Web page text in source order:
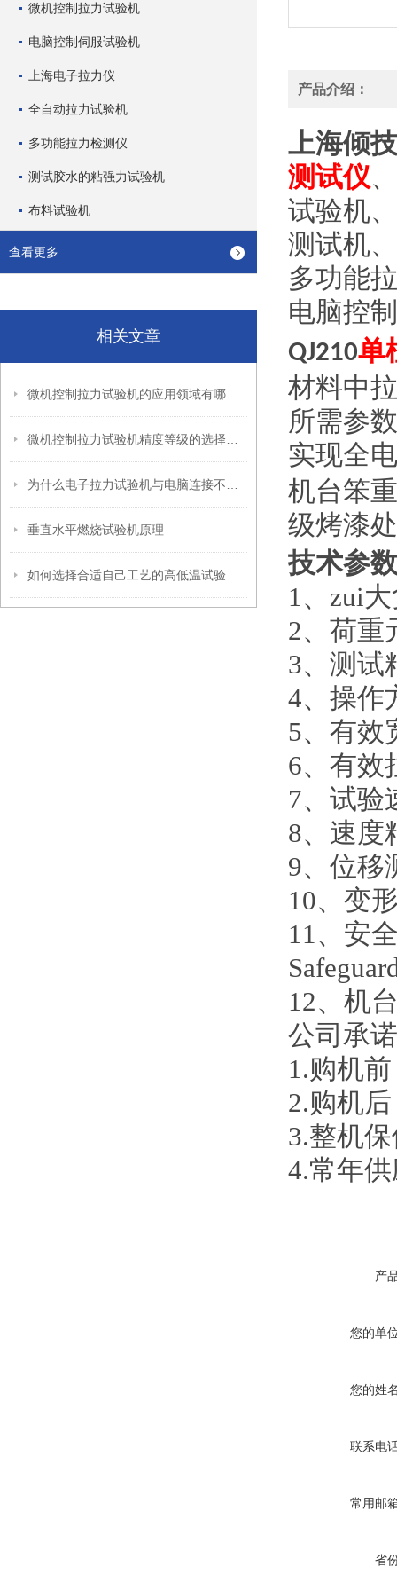
微机控制拉力试验机
电脑控制伺服试验机
上海电子拉力仪
全自动拉力试验机
多功能拉力检测仪
测试胶水的粘强力试验机
布料试验机
查看更多
相关文章
垂直水平燃烧试验机原理
产品介绍：
上海倾
测试仪、
试验机
测试机
多功能
电脑控
QJ210单
材料中
所需参
实现全
机台笨
级烤漆
技术参数
1、zui
2、荷
3、测试
4、操
5、有效
6、有效
7、试验
8、速度
9、位移
10、变
11、安
12、机
公司承
1.购机
2.购机
3.整机
4.常年
产
您的单
您的姓
联系电
常用邮
省